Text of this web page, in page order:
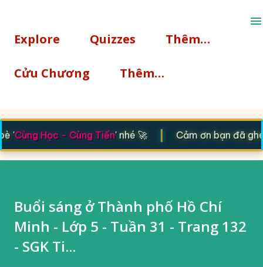
Explore Quizzes Thêm…
Cửu Chương Thêm…
'Cùng Học - Cùng Tiến' nhé 🚀 Cảm ơn bạn đã ghé
Buổi sáng ở Thành phố Hồ Chí
Minh - Lớp 5 - Tuần 31 - Trang 132
- SGK Ti...